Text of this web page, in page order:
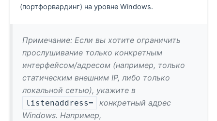
(портфорвардинг) на уровне Windows.
Примечание: Если вы хотите ограничить
прослушивание только конкретным
интерфейсом/адресом (например, только
статическим внешним IP, либо только
локальной сетью), укажите в
listenaddress=
конкретный адрес
Windows. Например,